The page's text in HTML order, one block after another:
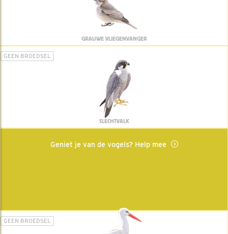
GRAUWE VLIEGENVANGER
GEEN BROEDSEL
SLECHTVALK
Geniet je van de vogels? Help mee
GEEN BROEDSEL